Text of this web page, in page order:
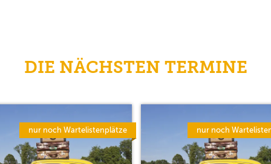
DIE NÄCHSTEN TERMINE
nur noch Wartelistenplätze nur noch